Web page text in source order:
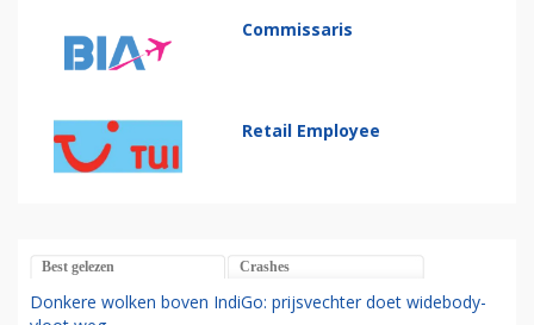
Commissaris
Retail Employee
Best gelezen Crashes
Donkere wolken boven IndiGo: prijsvechter doet widebody-